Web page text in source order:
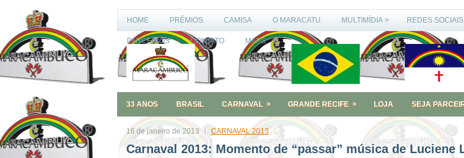
HOME PRÊMIOS CAMISA O MARACATU MULTIMÍDIA » REDES SOCIAIS
PARCEIROS CONTATO MAPS
33 ANOS BRASIL CARNAVAL » GRANDE RECIFE » LOJA SEJA
16 de janeiro de 2013 CARNAVAL 2013
Carnaval 2013: Momento de “passar” música de Luciene